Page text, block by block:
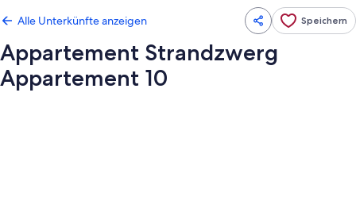
Alle Unterkünfte anzeigen Speichern
Appartement Strandzwerg
Appartement 10